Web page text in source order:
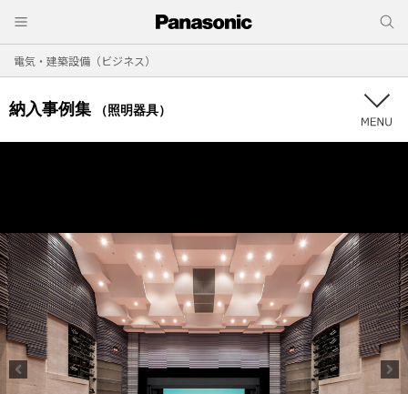
電気・建築設備（ビジネス）
納入事例集 （照明器具）